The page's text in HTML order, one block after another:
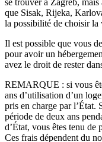
que Sisak, Rijeka,
la possibilité de choisir la
Il est possible que vous
pour avoir un
avez le droit de rester
REMARQUE : si vous
ans d’utilisation d’un
pris en charge par l’État.
période de deux ans
d’État, vous êtes tenu de
Ces frais dépendent du